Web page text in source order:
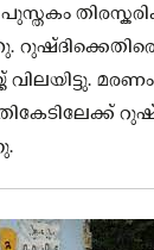
വിലയിട്ടു.